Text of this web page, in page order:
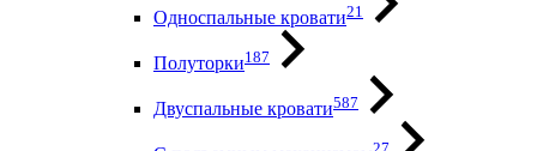
Односпальные кровати21
Полуторки187
Двуспальные кровати587
27